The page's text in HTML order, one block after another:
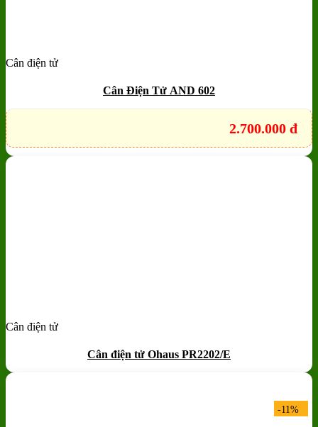
Add to wishlist
Cân điện tử
Cân Điện Tử AND 602
2.700.000 đ
Add to wishlist
Cân điện tử
Cân điện tử Ohaus PR2202/E
-11%